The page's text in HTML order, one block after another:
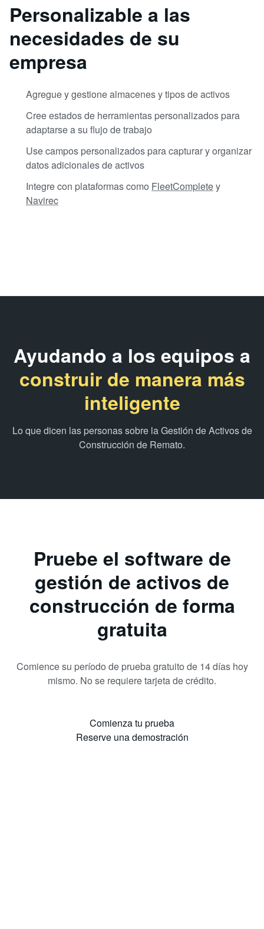
Personalizable a las
necesidades de su
empresa
Agregue y gestione almacenes y tipos de activos
Cree estados de herramientas personalizados para
adaptarse a su flujo de trabajo
Use campos personalizados para capturar y organizar
datos adicionales de activos
Integre con plataformas como FleetCompletey
Navirec
Ayudando a los equipos a
construir de manera más
inteligente
Lo que dicen las personas sobre la Gestión de Activos de
Construcción de Remato.
Pruebe el software de
gestión de activos de
construcción de forma
gratuita
Comience su período de prueba gratuito de 14 días hoy
mismo. No se requiere tarjeta de crédito.
Comienza tu prueba
Reserve una demostración